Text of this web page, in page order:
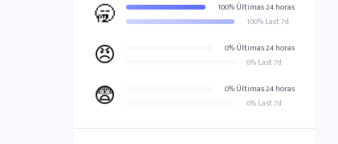
🥱
100% Últimas 24 horas
100% Last 7d
😠
0% Últimas 24 horas
0% Last 7d
😨
0% Últimas 24 horas
0% Last 7d